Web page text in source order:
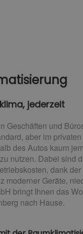
jederzeit
Geschäften und
aber im
des Autos kaum
nutzen. Dabei sind
dank der
moderner Geräte,
bringt Ihnen das
nach Hause.